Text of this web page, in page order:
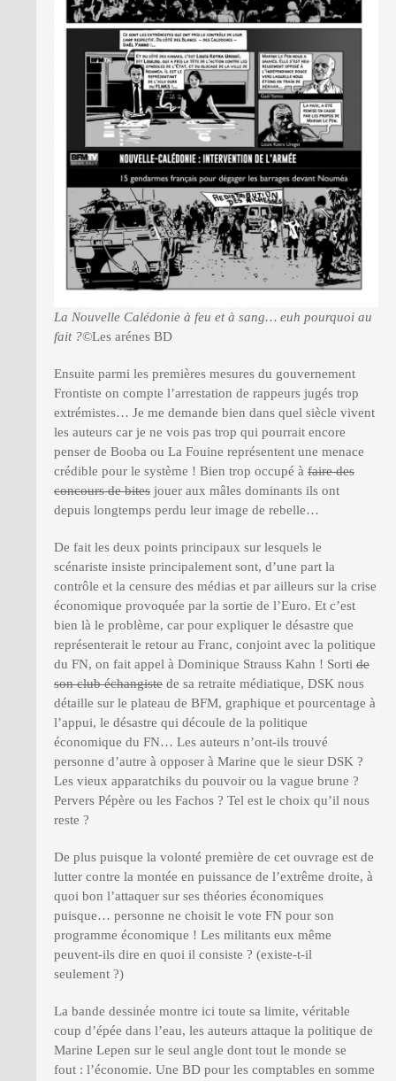
La Nouvelle Calédonie à feu et à sang… euh pourquoi au
fait ?©Les arénes BD
Ensuite parmi les premières mesures du gouvernement
Frontiste on compte l’arrestation de rappeurs jugés trop
extrémistes… Je me demande bien dans quel siècle vivent
les auteurs car je ne vois pas trop qui pourrait encore
penser de Booba ou La Fouine représentent une menace
crédible pour le système ! Bien trop occupé à faire des
concours de bites jouer aux mâles dominants ils ont
depuis longtemps perdu leur image de rebelle…
De fait les deux points principaux sur lesquels le
scénariste insiste principalement sont, d’une part la
contrôle et la censure des médias et par ailleurs sur la crise
économique provoquée par la sortie de l’Euro. Et c’est
bien là le problème, car pour expliquer le désastre que
représenterait le retour au Franc, conjoint avec la politique
du FN, on fait appel à Dominique Strauss Kahn ! Sorti de
son club échangiste de sa retraite médiatique, DSK nous
détaille sur le plateau de BFM, graphique et pourcentage à
l’appui, le désastre qui découle de la politique
économique du FN… Les auteurs n’ont-ils trouvé
personne d’autre à opposer à Marine que le sieur DSK ?
Les vieux apparatchiks du pouvoir ou la vague brune ?
Pervers Pépère ou les Fachos ? Tel est le choix qu’il nous
reste ?
De plus puisque la volonté première de cet ouvrage est de
lutter contre la montée en puissance de l’extrême droite, à
quoi bon l’attaquer sur ses théories économiques
puisque… personne ne choisit le vote FN pour son
programme économique ! Les militants eux même
peuvent-ils dire en quoi il consiste ? (existe-t-il
seulement ?)
La bande dessinée montre ici toute sa limite, véritable
coup d’épée dans l’eau, les auteurs attaque la politique de
Marine Lepen sur le seul angle dont tout le monde se
fout : l’économie. Une BD pour les comptables en somme